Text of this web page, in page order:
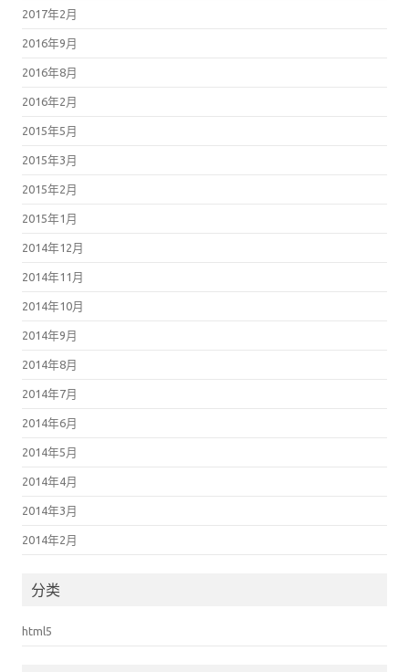
2017年2月
2016年9月
2016年8月
2016年2月
2015年5月
2015年3月
2015年2月
2015年1月
2014年12月
2014年11月
2014年10月
2014年9月
2014年8月
2014年7月
2014年6月
2014年5月
2014年4月
2014年3月
2014年2月
分类
html5